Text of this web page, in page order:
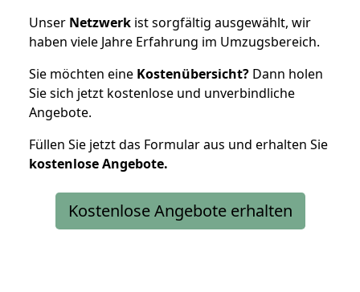
Unser Netzwerk ist sorgfältig ausgewählt, wir
haben viele Jahre Erfahrung im Umzugsbereich.
Sie möchten eine Kostenübersicht? Dann holen
Sie sich jetzt kostenlose und unverbindliche
Angebote.
Füllen Sie jetzt das Formular aus und erhalten Sie
kostenloseAngebote.
Kostenlose Angebote erhalten